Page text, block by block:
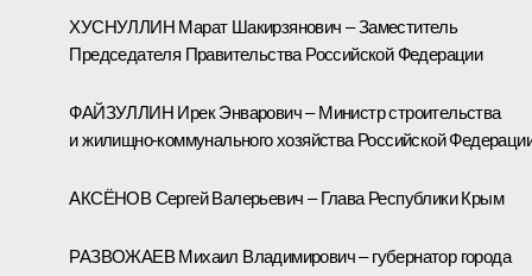
ХУСНУЛЛИН Марат Шакирзянович – Заместитель
Председателя Правительства Российской Федерации
ФАЙЗУЛЛИН Ирек Энварович – Министр строительства
и жилищно-коммунального хозяйства Российской
АКСЁНОВ Сергей Валерьевич – Глава Республики Крым
РАЗВОЖАЕВ Михаил Владимирович – губернатор города